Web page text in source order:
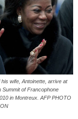
wife, Antoinette, arrive at
of Francophone
in Montreux. AFP PHOTO